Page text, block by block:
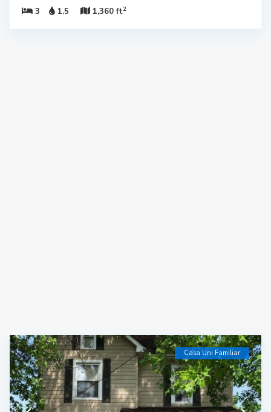
3
1.5 1,360 ft2
Casa Uni Familiar